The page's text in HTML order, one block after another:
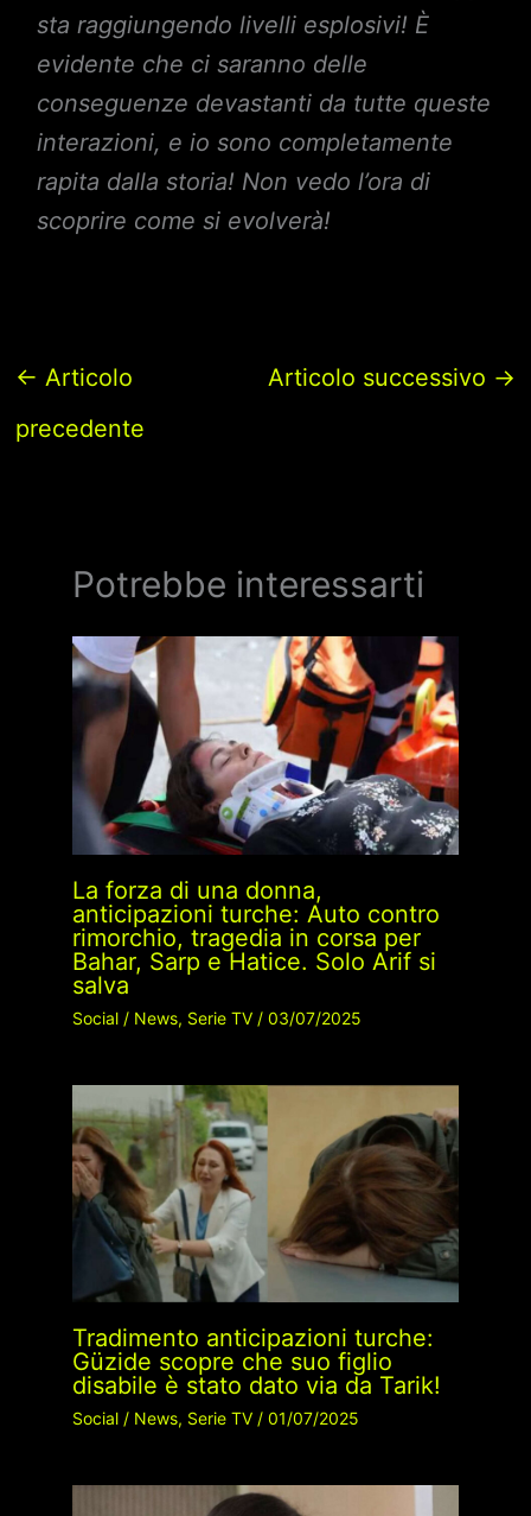
sta raggiungendo livelli esplosivi! È
evidente che ci saranno delle
conseguenze devastanti da tutte queste
interazioni, e io sono completamente
rapita dalla storia! Non vedo l’ora di
scoprire come si evolverà!
← Articolo
precedente
Articolo successivo →
Potrebbe interessarti
La forza di una donna,
anticipazioni turche: Auto contro
rimorchio, tragedia in corsa per
Bahar, Sarp e Hatice. Solo Arif si
salva
Social/ News, Serie TV/ 03/07/2025
Tradimento anticipazioni turche:
Güzide scopre che suo figlio
disabile è stato dato via da Tarik!
Social/ News, Serie TV/ 01/07/2025